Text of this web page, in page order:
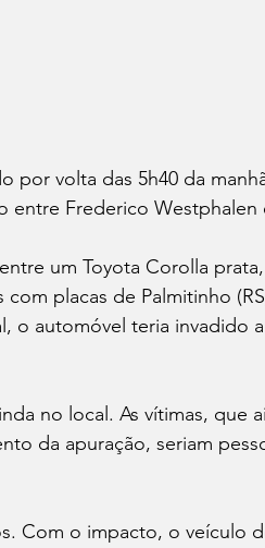
por volta das 5h40 da
entre Frederico Westphalen
um Toyota Corolla
placas de Palmitinho
o automóvel teria invadido
no local. As vítimas, que
da apuração, seriam
Com o impacto, o veículo